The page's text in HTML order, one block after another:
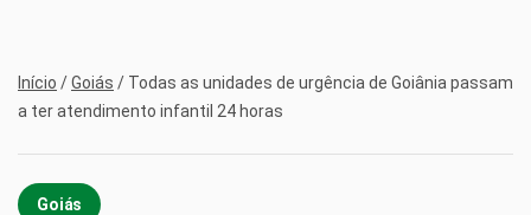
Início /Goiás / Todas as unidades de urgência de Goiânia passam
a ter atendimento infantil 24 horas
Goiás